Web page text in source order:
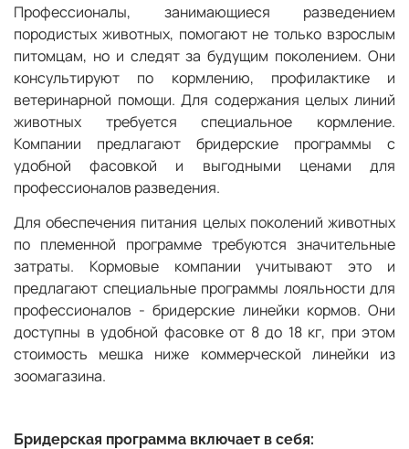
Профессионалы, занимающиеся разведением
породистых животных, помогают не только взрослым
питомцам, но и следят за будущим поколением. Они
консультируют по кормлению, профилактике и
ветеринарной помощи. Для содержания целых линий
животных требуется специальное кормление.
Компании предлагают бридерские программы с
удобной фасовкой и выгодными ценами для
профессионалов разведения.
Для обеспечения питания целых поколений животных
по племенной программе требуются значительные
затраты. Кормовые компании учитывают это и
предлагают специальные программы лояльности для
профессионалов - бридерские линейки кормов. Они
доступны в удобной фасовке от 8 до 18 кг, при этом
стоимость мешка ниже коммерческой линейки из
зоомагазина.
Бридерская программа включает в себя: